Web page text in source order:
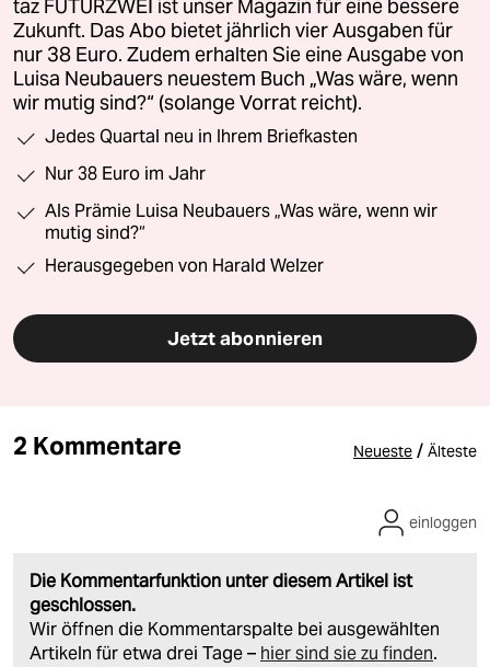
taz FUTURZWEI ist unser Magazin für eine bessere
Zukunft. Das Abo bietet jährlich vier Ausgaben für
nur 38 Euro. Zudem erhalten Sie eine Ausgabe von
Luisa Neubauers neuestem Buch „Was wäre, wenn
wir mutig sind?“ (solange Vorrat reicht).
Jedes Quartal neu in Ihrem Briefkasten
Nur 38 Euro im Jahr
Als Prämie Luisa Neubauers „Was wäre, wenn wir
mutig sind?“
Herausgegeben von Harald Welzer
Jetzt abonnieren
2 Kommentare Neueste / Älteste
Die Kommentarfunktion unter diesem Artikel ist
geschlossen.
Wir öffnen die Kommentarspalte bei ausgewählten
Artikeln für etwa drei Tage – hier sind sie zu finden.
einloggen